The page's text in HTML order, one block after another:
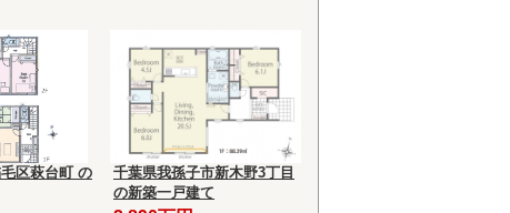
区萩台町 の
千葉県我孫子市新木野3丁目
の新築一戸建て